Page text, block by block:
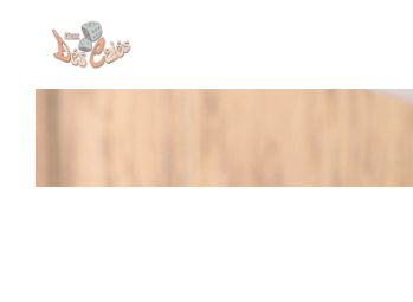
Панель управления cookies